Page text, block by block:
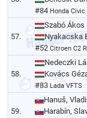
#84 Honda Civic
57.
Szabó Ákos
Nyakacska
#52Citroen C2
58.
Nedeczki
Kovács
#83Lada VFTS
59.
Hanuš,
Harabín,